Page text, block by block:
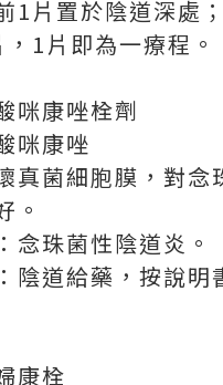
1片置於陰道深處
1片即為一療程。
咪康唑栓劑
咪康唑
真菌細胞膜，對念
。
：念珠菌性陰道炎。
：陰道給藥，按說明
康栓